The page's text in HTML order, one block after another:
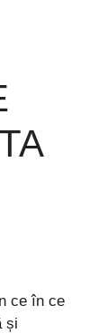
ce în ce
și